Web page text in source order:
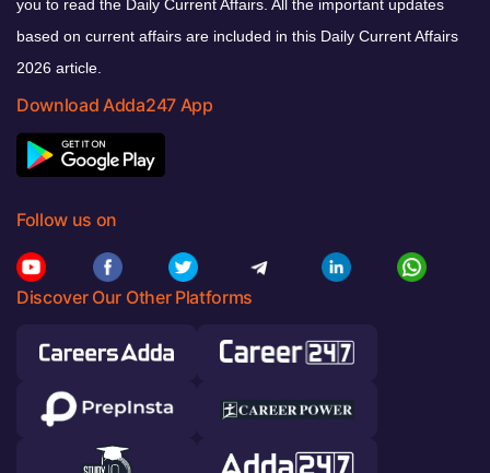
you to read the Daily Current Affairs. All the important updates
based on current affairs are included in this Daily Current Affairs
2026 article.
Download Adda247 App
Follow us on
Discover Our Other Platforms